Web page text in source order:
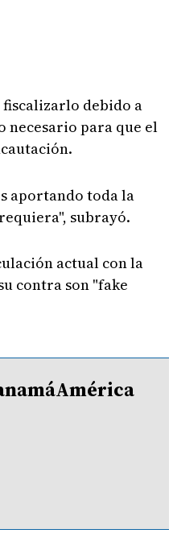
debido a
necesario para que el
aportando toda la
subrayó.
actual con la
contra son "fake